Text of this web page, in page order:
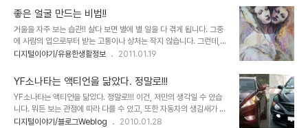
도? 그래서 혹, 이런 건 아닌가 라..
하는 미학의 관점과 나의 생각이 일치하는가?" 라는 차원은 다를 수 있
다고 생각합니다. 하지만 그러면서도 한편으론 일맥할 수 있지 않을까
라는 생각과 함께 좀처럼 복잡하니 그 관심의 대상으로서는 지워지지
가 않습니다. ▲ 생각의 교차를 이미지로 형상화 한듯 보입니다. 이것
이 미학일까요? 경구로 표현되는 미학적 접근에 따르는 하나의 예로서
가 이방인과 패스트에서 역설하듯.....
좋은 얼굴 만드는 비법!!
거울을 자주 보는 습관!! 살다 보면 별에 별 일을 다 겪게 됩니다. 그중
에 사람의 입으로부터 받는 고통이나 상처는 작지 않습니다. 그런데,
돌이켜 보면 나도 모르는 사이 내가 받았던 그 좋지 않은 행위들을 다
속성의 올가미 또는 굴레 인지도 모르겠습니다. 좋은 것만 있는 세상이
라면 나쁜 것을 알 수 없었을 테니 이런 생각도 없었을 겁니다. 물론,
어떤 철학적 관점이나 이론에서 볼 땐 좋은 것과 나쁜 것의 구분은 없
는 것이거나 상대적인 것에 불과할 수 있습니다. 그렇게 본다면 단지
나쁘다고 말하는 건 무의 할 수 도 있습니다. 얘기가 좀 이상하게 흘러
디지털이야기/유용한생활정보 2011.01.19
YF소나타는 액티언을 닮았다. 정말로!!!
YF소나타는 액티언을 닮았다. 정말로!!! 이건, 저만의 생각일 수 있습
니다. 뭐든 보는 관점에 따라 다를 수 있고, 또한 자동차의 생김새가 어
떤 면에서는 동일한 형태일 수 밖에 없기에 그러한 이유일 수 도 있을
디지털이야기/블로그Weblog 2010.01.28